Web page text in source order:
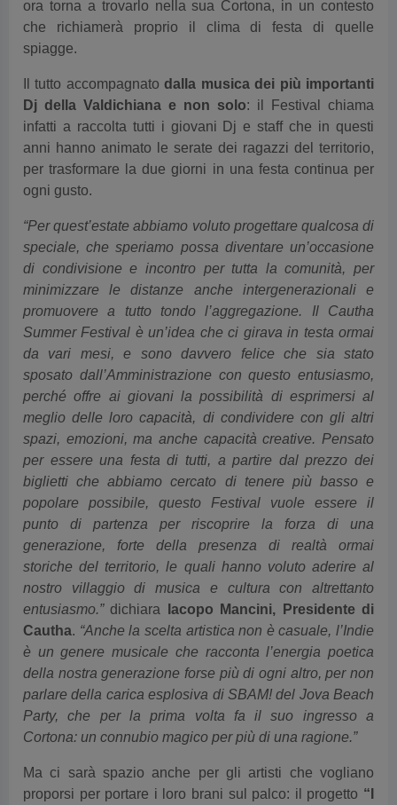
ora torna a trovarlo nella sua Cortona, in un contesto
che richiamerà proprio il clima di festa di quelle
spiagge.
Il tutto accompagnatodalla musica dei più importanti
Dj della Valdichiana e non solo: il Festival chiama
infatti a raccolta tutti i giovani Dj e staff che in questi
anni hanno animato le serate dei ragazzi del territorio,
per trasformare la due giorni in una festa continua per
ogni gusto.
“Per quest’estate abbiamo voluto progettare qualcosa di
speciale, che speriamo possa diventare un’occasione
di condivisione e incontro per tutta la comunità, per
minimizzare le distanze anche intergenerazionali e
promuovere a tutto tondo l’aggregazione. Il Cautha
Summer Festival è un’idea che ci girava in testa ormai
da vari mesi, e sono davvero felice che sia stato
sposato dall’Amministrazione con questo entusiasmo,
perché offre ai giovani la possibilità di esprimersi al
meglio delle loro capacità, di condividere con gli altri
spazi, emozioni, ma anche capacità creative. Pensato
per essere una festa di tutti, a partire dal prezzo dei
biglietti che abbiamo cercato di tenere più basso e
popolare possibile, questo Festival vuole essere il
punto di partenza per riscoprire la forza di una
generazione, forte della presenza di realtà ormai
storiche del territorio, le quali hanno voluto aderire al
nostro villaggio di musica e cultura con altrettanto
entusiasmo.”dichiara Iacopo Mancini, Presidente di
Cautha. “Anche la scelta artistica non è casuale, l’Indie
è un genere musicale che racconta l’energia poetica
della nostra generazione forse più di ogni altro, per non
parlare della carica esplosiva di SBAM! del Jova Beach
Party, che per la prima volta fa il suo ingresso a
Cortona: un connubio magico per più di una ragione.”
Ma ci sarà spazio anche per gli artisti che vogliano
proporsi per portare i loro brani sul palco: il progetto “I